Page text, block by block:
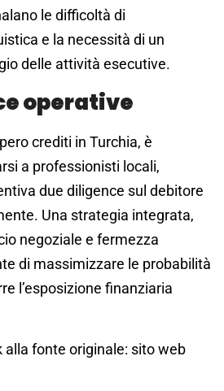
le difficoltà di
e la necessità di un
delle attività esecutive.
operative
crediti in Turchia, è
a professionisti locali,
due diligence sul debitore
Una strategia integrata,
negoziale e fermezza
di massimizzare le probabilità
l’esposizione finanziaria
alla fonte originale: sito web